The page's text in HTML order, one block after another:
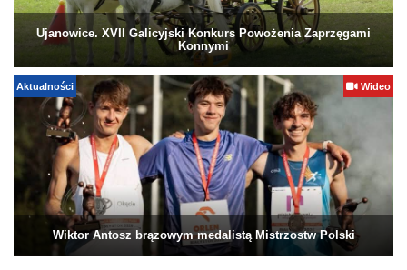
Ujanowice. XVII Galicyjski Konkurs Powożenia Zaprzęgami
Konnymi
Aktualności Wideo
Wiktor Antosz brązowym medalistą Mistrzostw Polski